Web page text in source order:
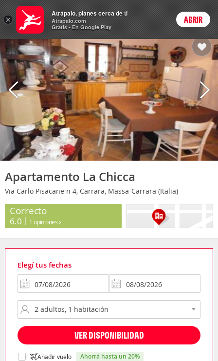
Hoteles Precios en
ARSCambiar moneda
Login
Apartamento La Chicca
Via Carlo Pisacane n 4, Carrara, Massa-Carrara (Italia)
Correcto
6.0 1 opiniones
Elegí tus fechas
VER DISPONIBILIDAD
Añadir vuelo ahorrá hasta un 20%
×
Atrápalo, planes cerca de ti
Atrapalo.com
Gratis - En Google Play
ABRIR